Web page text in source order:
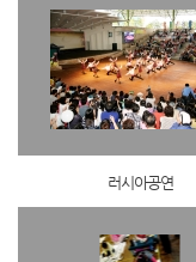
러시아공연